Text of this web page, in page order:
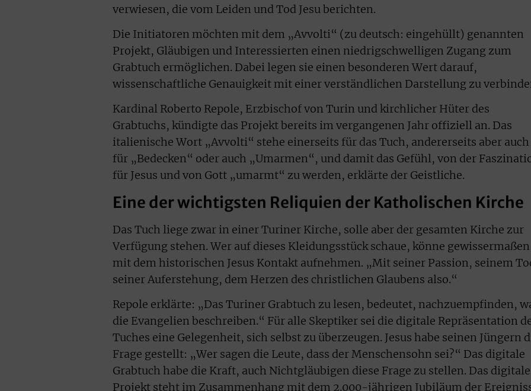
verwiesen, die vom Leiden und Tod Jesu berichten.
Die Initiatoren möchten mit dem „Avvolti“ (zu deutsch: eingehüllt) genannten
Projekt, Gläubigen und Interessierten einen niedrigschwelligen Zugang zum
Grabtuch ermöglichen. Dabei legen sie einen besonderen Wert darauf,
wissenschaftliche Genauigkeit mit einer verständlichen Darstellung zu
Kardinal Roberto Repole, Erzbischof von Turin und kirchlicher Hüter des
Grabtuchs, kündigte das Projekt bereits im vergangenen Jahr offiziell an. Das
italienische Wort „Avvolti“ stehe einerseits für das Tuch, andererseits aber auch
für „Bedecken“ oder auch „Umarmen“, und damit das Gefühl, von der
für Jesus und von Gott „umarmt“ zu werden, erklärte der Geistliche.
Eine der wichtigsten Reliquien der Katholischen Kirche
Das Tuch liege zwar in einer Turiner Kirche, solle aber der gesamten Kirche zur
Verfügung stehen. Wer auf dieses Kleidungsstück schaue, könne gewissermaßen
mit dem historischen Jesus Kontakt aufnehmen. „Mit seiner Passion, seinem
seiner Auferstehung, dem Herzen des christlichen Glaubens also.“
Repole erklärte: „Das Turiner Grabtuch zu lesen, bedeutet, nachzuempfinden,
die Evangelien beschreiben.“ Für alle Skeptiker sei die digitale Repräsentation
Tuches eine Gelegenheit, sich selbst zu überzeugen. Jesus habe seinen Jüngern
Frage gestellt: „Wer sagen die Leute, dass der Menschensohn sei?“ Das digitale
Grabtuch habe die Kraft, auch Nichtgläubigen diese Frage zu stellen. Das digitale
Projekt steht im Zusammenhang mit dem 2.000-jährigen Jubiläum der